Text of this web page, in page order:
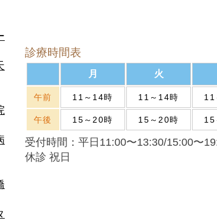
診療時間表
月 火
午前 11～14時 11～14時 11
午後 15～20時 15～20時 15
受付時間：平日11:00〜13:30/15:00〜
休診 祝日